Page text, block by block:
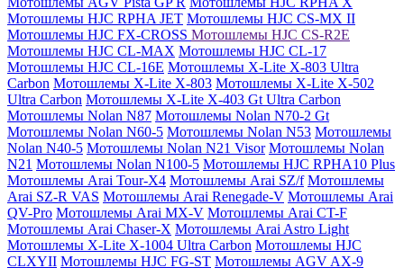
Мотошлемы HJC RPHA JET Мотошлемы HJC CS-MX II
Мотошлемы HJC FX-CROSS Мотошлемы HJC CS-R2E
Мотошлемы HJC CL-MAX Мотошлемы HJC CL-17
Мотошлемы HJC CL-16E Мотошлемы X-Lite X-803 Ultra
Carbon Мотошлемы X-Lite X-803 Мотошлемы X-Lite X-502
Ultra Carbon Мотошлемы X-Lite X-403 Gt Ultra Carbon
Мотошлемы Nolan N87 Мотошлемы Nolan N70-2 Gt
Мотошлемы Nolan N60-5 Мотошлемы Nolan N53 Мотошлемы
Nolan N40-5 Мотошлемы Nolan N21 Visor Мотошлемы Nolan
N21 Мотошлемы Nolan N100-5 Мотошлемы HJC RPHA10 Plus
Мотошлемы Arai Tour-X4 Мотошлемы Arai SZ/f Мотошлемы
Arai SZ-R VAS Мотошлемы Arai Renegade-V Мотошлемы Arai
QV-Pro Мотошлемы Arai MX-V Мотошлемы Arai CT-F
Мотошлемы Arai Chaser-X Мотошлемы Arai Astro Light
Мотошлемы X-Lite X-1004 Ultra Carbon Мотошлемы HJC
CLXYII Мотошлемы HJC FG-ST Мотошлемы AGV AX-9